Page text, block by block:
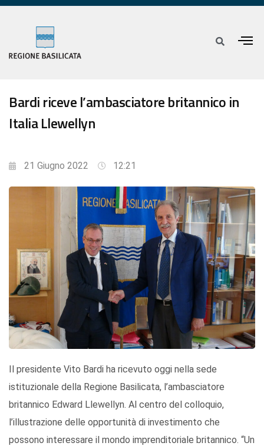
Bardi riceve l’ambasciatore britannico in
Italia Llewellyn
21 Giugno 2022 12:21
Il presidente Vito Bardi ha ricevuto oggi nella sede
istituzionale della Regione Basilicata, l’ambasciatore
britannico Edward Llewellyn. Al centro del colloquio,
l’illustrazione delle opportunità di investimento che
possono interessare il mondo imprenditoriale britannico. “Un